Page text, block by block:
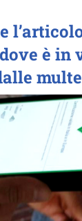
è in